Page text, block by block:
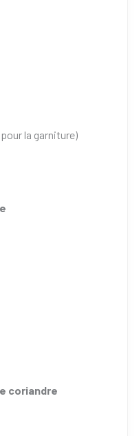
la garniture)
coriandre